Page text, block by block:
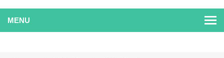
MENU